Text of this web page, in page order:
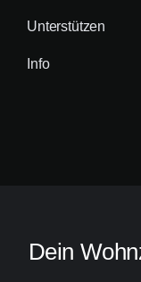
Unterstützen
Info
Dein